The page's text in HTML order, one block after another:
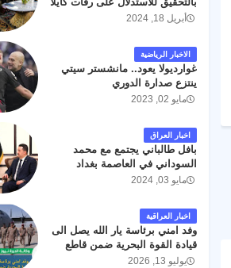
مولرأبريل 18, 2024
الاخبار الرياضية
غوارديولا يعود.. مانشستر سيتي
ينتزع صدارة الدوري
مايو 02, 2023
اخبار العراق
بافل طالباني يجتمع مع محمد
السوداني في العاصمة بغداد
مايو 03, 2024
اخبار العراقية
وفد امني برئاسة يار الله يصل الى
قيادة القوة البحرية ضمن قاطع
عمليات البصرة .
يوليو 13, 2026